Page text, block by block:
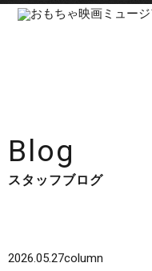
Blog
スタッフブログ
2026.05.27column